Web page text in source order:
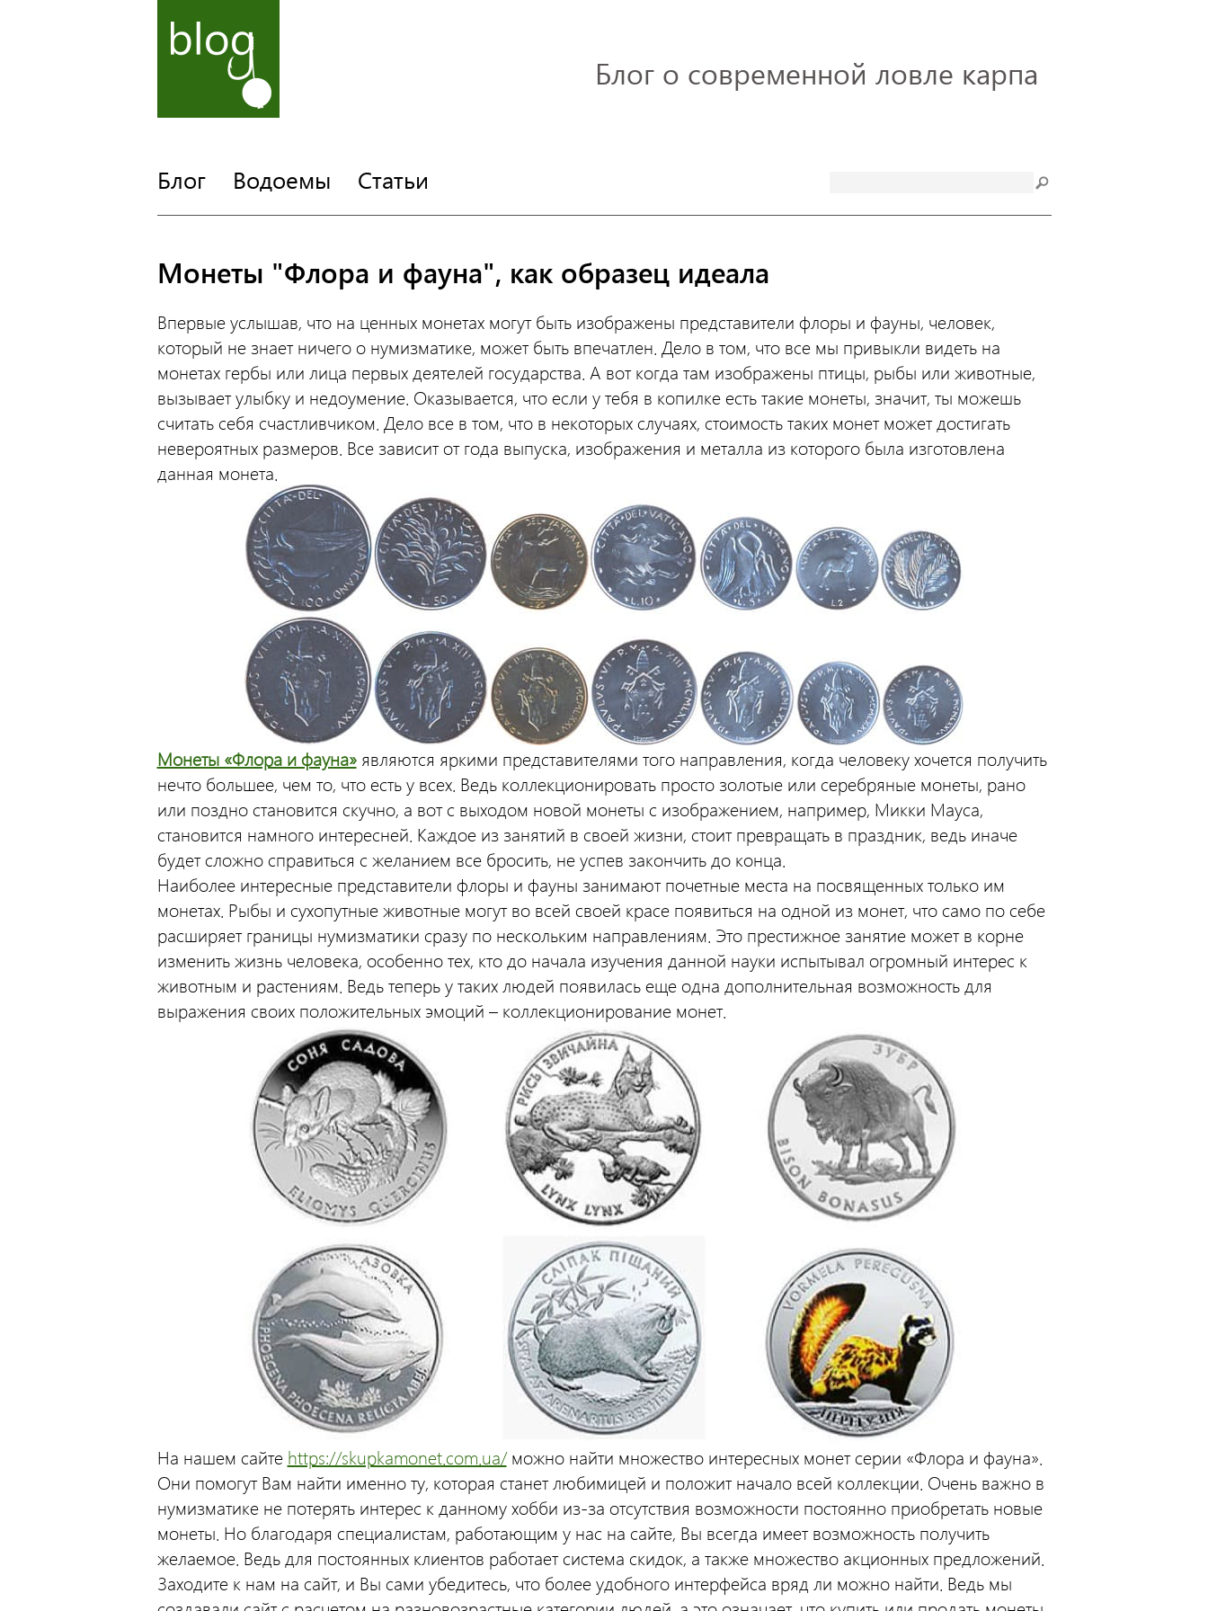
Блог о современной ловле карпа
Блог Водоемы Статьи
Монеты "Флора и фауна", как образец идеала
Впервые услышав, что на ценных монетах могут быть изображены представители флоры и фауны, человек,
который не знает ничего о нумизматике, может быть впечатлен. Дело в том, что все мы привыкли видеть на
монетах гербы или лица первых деятелей государства. А вот когда там изображены птицы, рыбы или животные,
вызывает улыбку и недоумение. Оказывается, что если у тебя в копилке есть такие монеты, значит, ты можешь
считать себя счастливчиком. Дело все в том, что в некоторых случаях, стоимость таких монет может достигать
невероятных размеров. Все зависит от года выпуска, изображения и металла из которого была изготовлена
данная монета.
Монеты «Флора и фауна»являются яркими представителями того направления, когда человеку хочется получить
нечто большее, чем то, что есть у всех. Ведь коллекционировать просто золотые или серебряные монеты, рано
или поздно становится скучно, а вот с выходом новой монеты с изображением, например, Микки Мауса,
становится намного интересней. Каждое из занятий в своей жизни, стоит превращать в праздник, ведь иначе
будет сложно справиться с желанием все бросить, не успев закончить до конца.
Наиболее интересные представители флоры и фауны занимают почетные места на посвященных только им
монетах. Рыбы и сухопутные животные могут во всей своей красе появиться на одной из монет, что само по себе
расширяет границы нумизматики сразу по нескольким направлениям. Это престижное занятие может в корне
изменить жизнь человека, особенно тех, кто до начала изучения данной науки испытывал огромный интерес к
животным и растениям. Ведь теперь у таких людей появилась еще одна дополнительная возможность для
выражения своих положительных эмоций – коллекционирование монет.
На нашем сайте https://skupkamonet.com.ua/можно найти множество интересных монет серии «Флора и фауна».
Они помогут Вам найти именно ту, которая станет любимицей и положит начало всей коллекции. Очень важно в
нумизматике не потерять интерес к данному хобби из-за отсутствия возможности постоянно приобретать новые
монеты. Но благодаря специалистам, работающим у нас на сайте, Вы всегда имеет возможность получить
желаемое. Ведь для постоянных клиентов работает система скидок, а также множество акционных предложений.
Заходите к нам на сайт, и Вы сами убедитесь, что более удобного интерфейса вряд ли можно найти. Ведь мы